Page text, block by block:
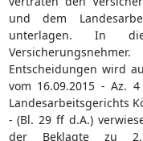
und dem
unterlagen. In
Entscheidungen wird
vom 16.09.2015 - Az.
Landesarbeitsgerichts
- (Bl. 29 ff d.A.)
der Beklagte zu